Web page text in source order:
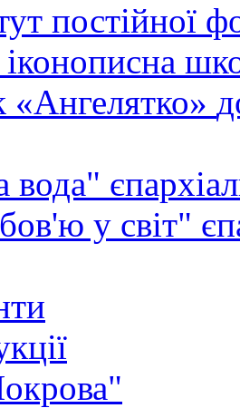
постійної
іконописна
«Ангелятко»
вода"
у світ"